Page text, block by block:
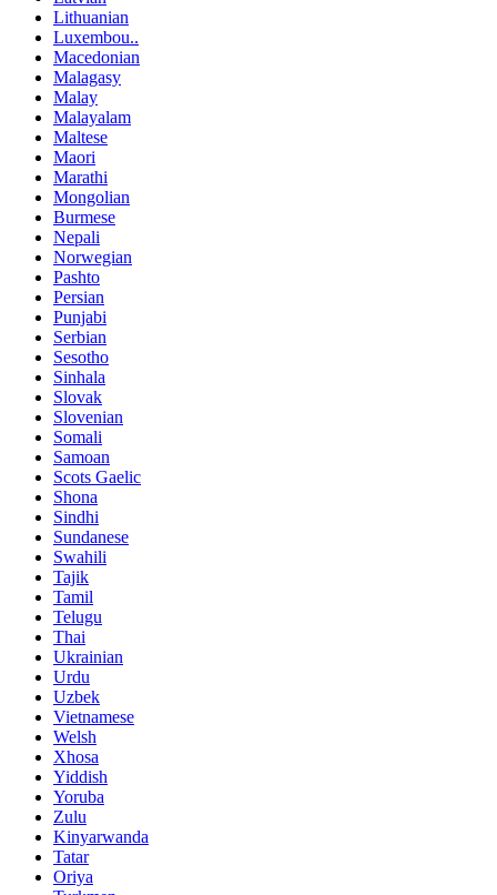
Lithuanian
Luxembou..
Macedonian
Malagasy
Malay
Malayalam
Maltese
Maori
Marathi
Mongolian
Burmese
Nepali
Norwegian
Pashto
Persian
Punjabi
Serbian
Sesotho
Sinhala
Slovak
Slovenian
Somali
Samoan
Scots Gaelic
Shona
Sindhi
Sundanese
Swahili
Tajik
Tamil
Telugu
Thai
Ukrainian
Urdu
Uzbek
Vietnamese
Welsh
Xhosa
Yiddish
Yoruba
Zulu
Kinyarwanda
Tatar
Oriya